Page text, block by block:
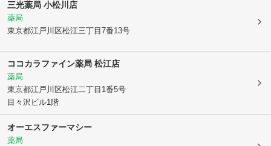
三光薬局 小松川店
薬局
東京都江戸川区松江三丁目7番13号
ココカラファイン薬局 松江店
薬局
東京都江戸川区松江二丁目1番5号
目々沢ビル1階
オーエスファーマシー
薬局